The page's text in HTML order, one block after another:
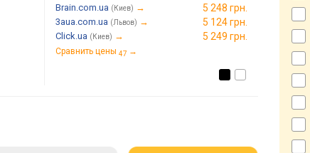
Brain.com.ua (Киев) → 5 248 грн.
3aua.com.ua (Львов) → 5 124 грн.
Click.ua (Киев) → 5 249 грн.
Сравнить цены 47 →